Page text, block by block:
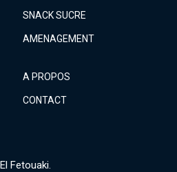
SNACK SUCRE
AMENAGEMENT
A PROPOS
CONTACT
Fetouaki.